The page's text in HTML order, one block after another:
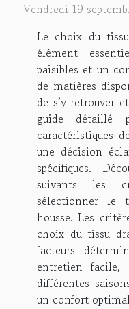
Vendredi 19
Le choix du
élément
paisibles et un
de matières
de s’y retrouver
guide détaillé
caractéristiques
une décision
spécifiques.
suivants les
sélectionner le
housse. Les
choix du tissu
facteurs
entretien facile,
différentes
un confort